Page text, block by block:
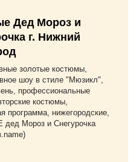
Дед Мороз и
г. Нижний
золотые костюмы,
шоу в стиле "Мюзикл",
профессиональные
костюмы,
программа, нижегородские,
Мороз и Снегурочка